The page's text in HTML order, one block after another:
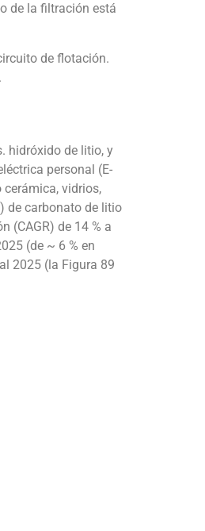
de la filtración está
de flotación.
hidróxido de litio, y
personal (E-
vidrios,
de carbonato de litio
(CAGR) de 14 % a
(de ~ 6 % en
2025 (la Figura 89